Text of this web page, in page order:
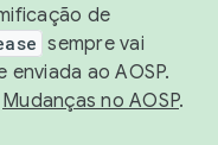
de
sempre vai
ao AOSP.
Mudanças no AOSP.